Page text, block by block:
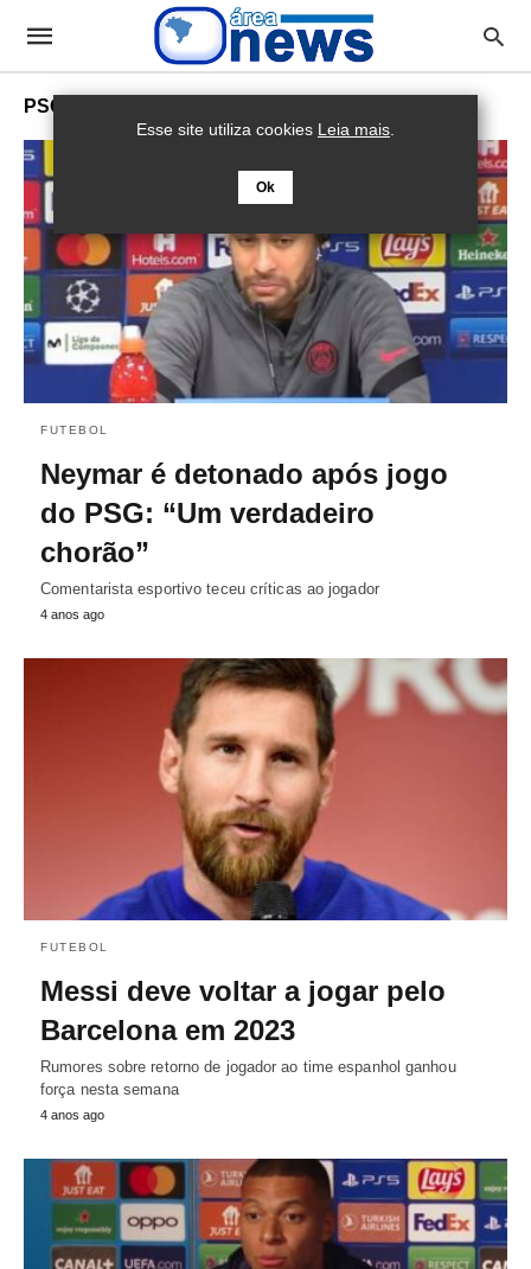
PSG
FUTEBOL
Neymar é detonado após jogo
do PSG: “Um verdadeiro
chorão”
Comentarista esportivo teceu críticas ao jogador
4 anos ago
FUTEBOL
Messi deve voltar a jogar pelo
Barcelona em 2023
Rumores sobre retorno de jogador ao time espanhol ganhou
força nesta semana
4 anos ago
Esse site utiliza cookies Leia mais.
Ok